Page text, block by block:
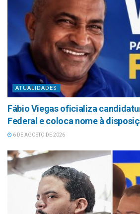
ATUALIDADES
Fábio Viegas oficializa
Federal e coloca nome à
6 DE AGOSTO DE 2026